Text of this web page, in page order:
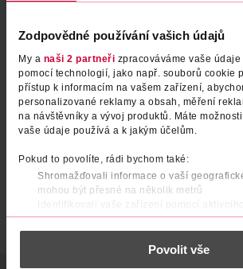
Zodpovědné používání vašich údajů
My a naši 2 partneři zpracováváme vaše
pomocí technologií, jako např. souborů cookie
přístup k informacím na vašem zařízení,
personalizované reklamy a obsah, měření
na návštěvníky a vývoj produktů. Máte
vaše údaje používá a k jakým účelům.
Pokud to povolíte, rádi bychom také:
Shromažďovali informace o vaší
mohou být přesné na několik metrů
Identifikovali vaše zařízení pomocí
konkrétní charakteristiky (otisk prstu)
Zjistěte více o tom, jak zpracováváme vaše
části s podrobnostmi . Svůj
Povolit vše